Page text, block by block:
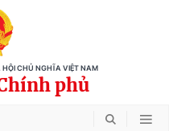
CHỦ NGHĨA VIỆT NAM
phủ